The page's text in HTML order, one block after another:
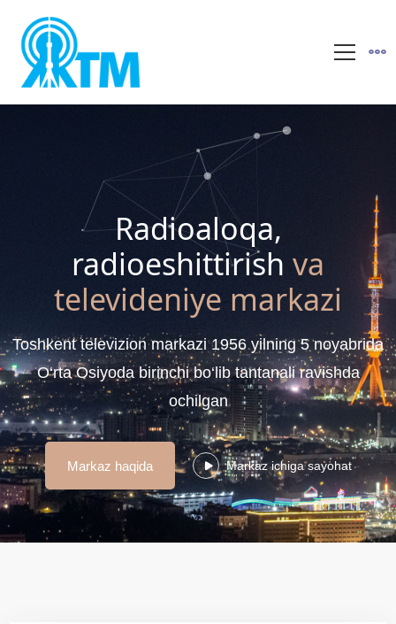
Radioaloqa,
radioeshittirish va
televideniye markazi
Toshkent televizion markazi 1956 yilning 5 noyabrida
O‘rta Osiyoda birinchi bo‘lib tantanali ravishda
ochilgan
Markaz haqida Markaz ichiga sayohat